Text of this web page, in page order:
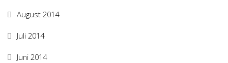
August 2014
Juli 2014
Juni 2014